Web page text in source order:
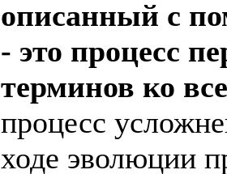
описанный с
- это процесс
терминов ко
процесс
ходе эволюции